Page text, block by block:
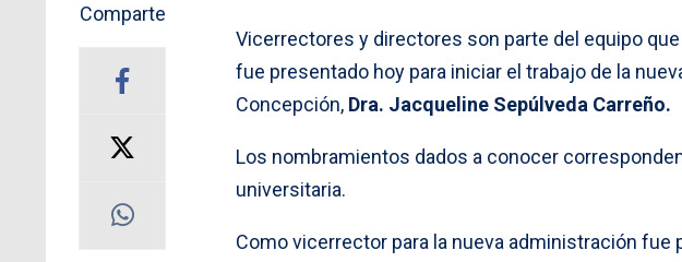
Comparte
Vicerrectores y directores son parte del equipo que
fue presentado hoy para iniciar el trabajo de la
Concepción, Dra. Jacqueline Sepúlveda Carreño.
Los nombramientos dados a conocer
universitaria.
Como vicerrector para la nueva administración fue